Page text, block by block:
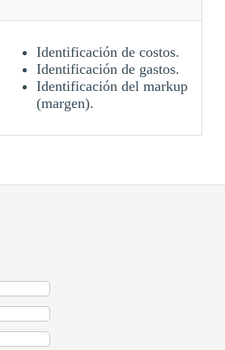
Identificación de costos.
Identificación de gastos.
Identificación del markup
(margen).